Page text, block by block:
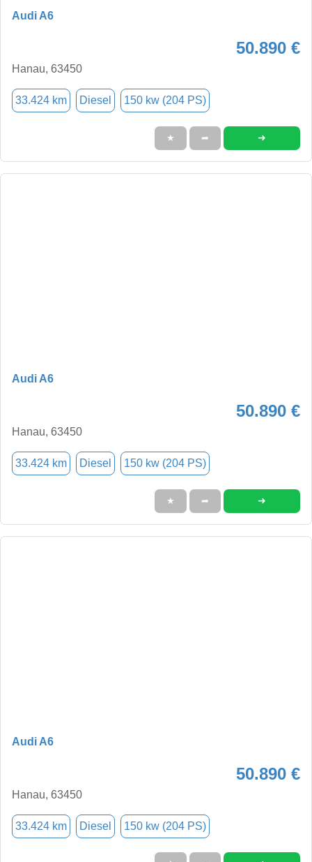
Audi A6
50.890 €
Hanau, 63450
33.424 km Diesel 150 kw (204 PS)
★ ➦ ➜
Audi A6
50.890 €
Hanau, 63450
33.424 km Diesel 150 kw (204 PS)
★ ➦ ➜
Audi A6
50.890 €
Hanau, 63450
33.424 km Diesel 150 kw (204 PS)